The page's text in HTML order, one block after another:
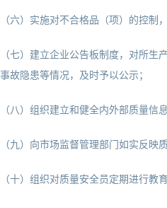
（六）实施对不合格品（项）的控制
（七）建立企业公告板制度，对所生
事故隐患等情况，及时予以公示；
（八）组织建立和健全内外部质量信
（九）向市场监督管理部门如实反映
（十）组织对质量安全员定期进行教